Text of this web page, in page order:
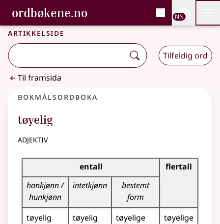
Gå til hovudinnhald
Tilgjenge
ordbøkene.no, Bokmålsordboka og
Bokmålsordboka og Nynorskordboka
NN
Artikkelside
Tilfeldig ord
Til framsida
Bokmålsordboka
tøyelig
adjektiv
Bøyingstabell for dette adjektivet
entall
flertall
hankjønn /
hunkjønn
intetkjønn
bestemt
form
tøyelig
tøyelig tøyelige tøyelige